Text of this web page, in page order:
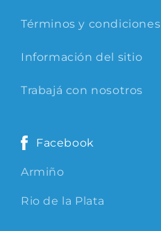
Términos y condiciones
Información del sitio
Trabajá con nosotros
Facebook
Armiño
Rio de la Plata